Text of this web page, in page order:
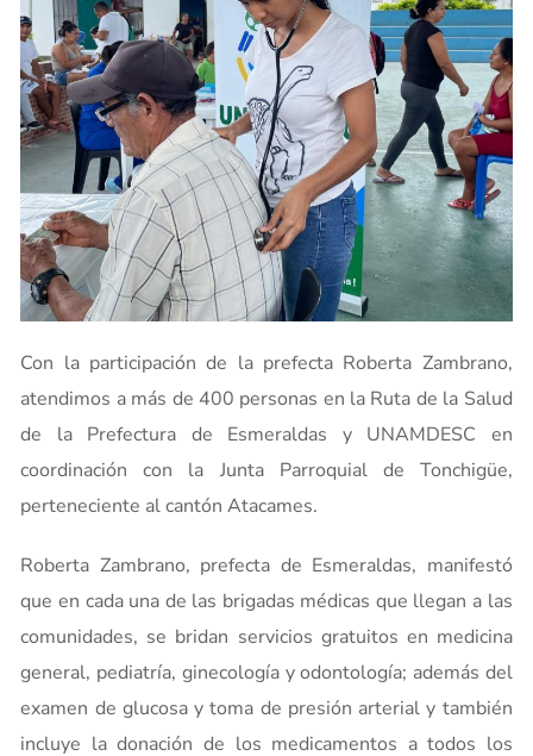
Con la participación de la prefecta Roberta Zambrano,
atendimos a más de 400 personas en la Ruta de la Salud
de la Prefectura de Esmeraldas y UNAMDESC en
coordinación con la Junta Parroquial de Tonchigüe,
perteneciente al cantón Atacames.
Roberta Zambrano, prefecta de Esmeraldas, manifestó
que en cada una de las brigadas médicas que llegan a las
comunidades, se bridan servicios gratuitos en medicina
general, pediatría, ginecología y odontología; además del
examen de glucosa y toma de presión arterial y también
incluye la donación de los medicamentos a todos los